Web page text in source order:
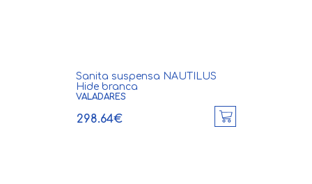
Sanita suspensa NAUTILUS
Hide branca
VALADARES
298.64€